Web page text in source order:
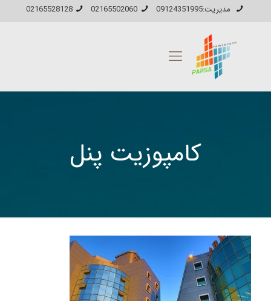
مدیریت:09124351995 02165502060
02165528128
کامپوزیت پنل